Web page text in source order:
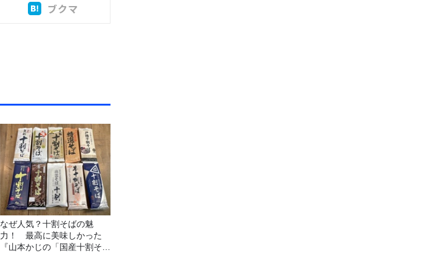
ブクマ
なぜ人気？十割そばの魅
力！ 最高に美味しかった
『山本かじの「国産十割そ